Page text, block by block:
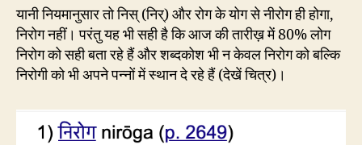
यानी नियमानुसार तो निस् (निर्) और रोग के योग से नीरोग ही होगा,
निरोग नहीं। परंतु यह भी सही है कि आज की तारीख़ में 80% लोग
निरोग को सही बता रहे हैं और शब्दकोश भी न केवल निरोग को बल्कि
निरोगी को भी अपने पन्नों में स्थान दे रहे हैं (देखें चित्र)।